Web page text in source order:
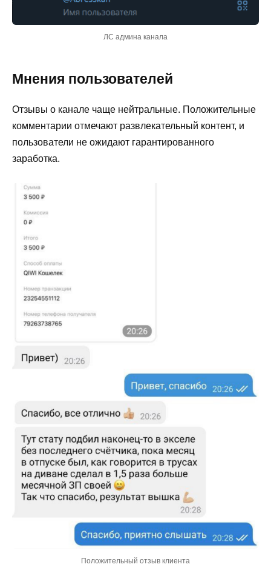
ЛС админа канала
Мнения пользователей
Отзывы о канале чаще нейтральные. Положительные
комментарии отмечают развлекательный контент, и
пользователи не ожидают гарантированного
заработка.
Положительный отзыв клиента